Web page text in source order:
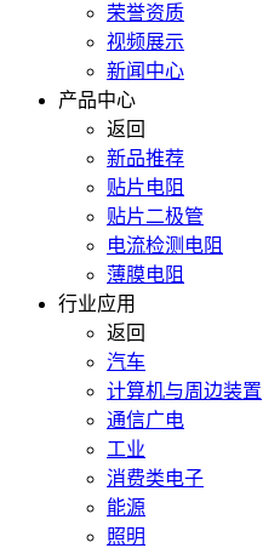
荣誉资质
视频展示
新闻中心
产品中心
返回
新品推荐
贴片电阻
贴片二极管
电流检测电阻
薄膜电阻
行业应用
返回
汽车
计算机与周边装置
通信广电
工业
消费类电子
能源
照明